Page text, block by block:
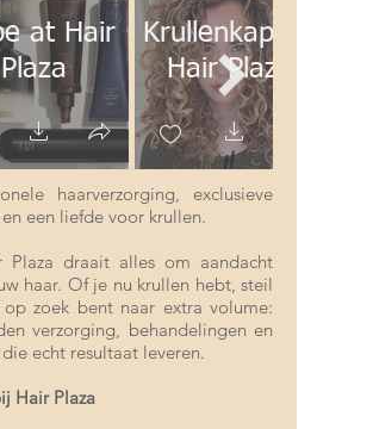
at Hair
Plaza
Krullenkapper
Hair Plaza
haarverzorging, exclusieve
een liefde voor krullen.
Plaza draait alles om aandacht
haar. Of je nu krullen hebt, steil
zoek bent naar extra volume:
verzorging, behandelingen en
echt resultaat leveren.
Hair Plaza